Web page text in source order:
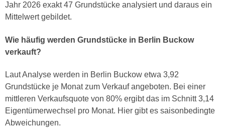
Jahr 2026 exakt 47 Grundstücke analysiert und daraus ein
Mittelwert gebildet.
Wie häufig werden Grundstücke in Berlin Buckow
verkauft?
Laut Analyse werden in Berlin Buckow etwa 3,92
Grundstücke je Monat zum Verkauf angeboten. Bei einer
mittleren Verkaufsquote von 80% ergibt das im Schnitt 3,14
Eigentümerwechsel pro Monat. Hier gibt es saisonbedingte
Abweichungen.